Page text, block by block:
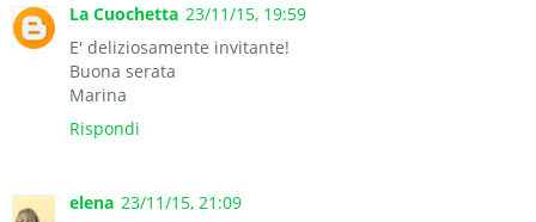
La Cuochetta 23/11/15, 19:59
E' deliziosamente invitante!
Buona serata
Marina
Rispondi
elena 23/11/15, 21:09